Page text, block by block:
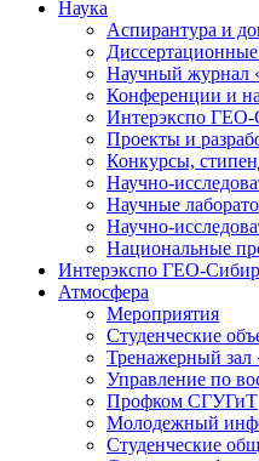
Наука
Аспирантура и
Научный журнал
Конференции и
Интерэкспо ГЕО-
Проекты и
Конкурсы,
Научно-
Научные
Научно-
Национальные
Интерэкспо ГЕО-
Атмосфера
Мероприятия
Студенческие
Тренажерный зал
Управление по
Профком СГУГиТ
Молодежный
Студенческие